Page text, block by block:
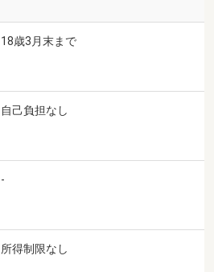
18歳3月末まで
自己負担なし
-
所得制限なし